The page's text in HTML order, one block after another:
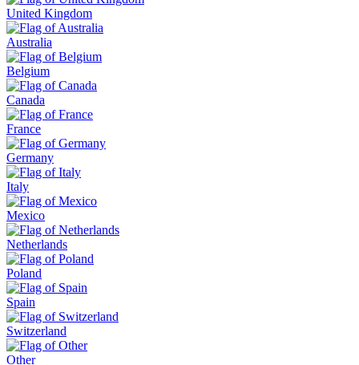
United Kingdom
Australia
Belgium
Canada
France
Germany
Italy
Mexico
Netherlands
Poland
Spain
Switzerland
Other